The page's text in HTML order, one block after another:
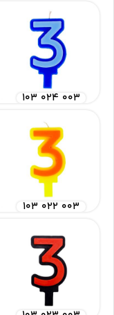
۱۰۳ ۰۲۴ ۰۰۳
۱۰۳ ۰۲۲ ۰۰۳